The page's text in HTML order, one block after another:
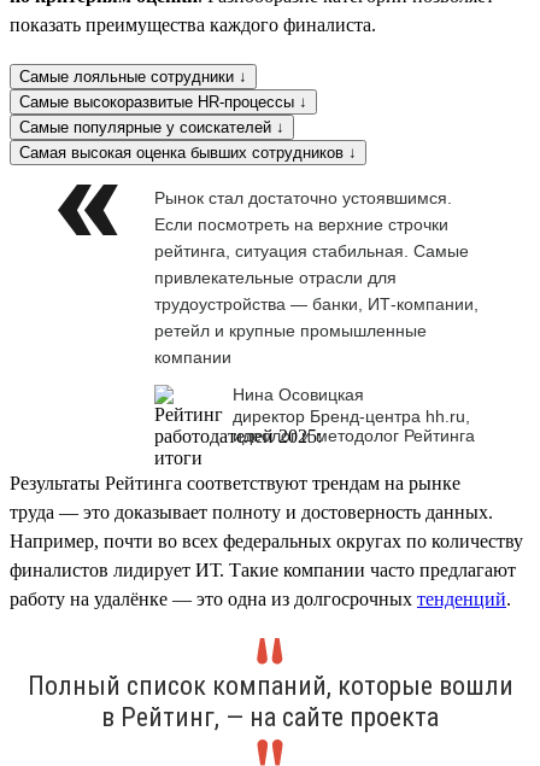
показать преимущества каждого финалиста.
Самые лояльные сотрудники ↓
Самые высокоразвитые HR-процессы ↓
Самые популярные у соискателей ↓
Самая высокая оценка бывших сотрудников ↓
Рынок стал достаточно устоявшимся.
Если посмотреть на верхние строчки
рейтинга, ситуация стабильная. Самые
привлекательные отрасли для
трудоустройства — банки, ИТ-компании,
ретейл и крупные промышленные
компании
Нина Осовицкая
директор Бренд-центра hh.ru,
идеолог и методолог Рейтинга
Результаты Рейтинга соответствуют трендам на рынке
труда — это доказывает полноту и достоверность данных.
Например, почти во всех федеральных округах по количеству
финалистов лидирует ИТ. Такие компании часто предлагают
работу на удалёнке — это одна из долгосрочных тенденций.
Полный список компаний, которые вошли
в Рейтинг, — на сайте проекта